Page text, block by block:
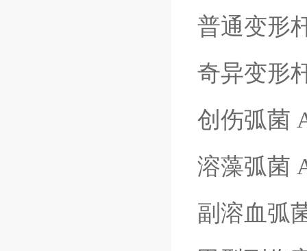
普通变形
奇异变形
创伤弧菌
溶藻弧菌
副溶血弧